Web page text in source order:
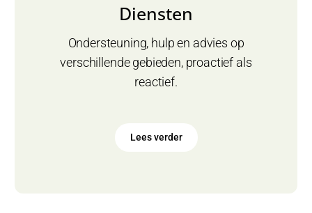
Diensten
Ondersteuning, hulp en advies op
verschillende gebieden, proactief als
reactief.
Lees verder